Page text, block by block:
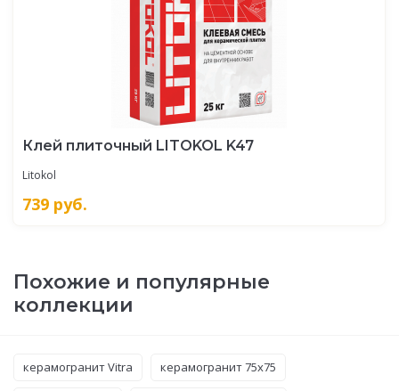
Клей плиточный LITOKOL K47
Litokol
739 руб.
Похожие и популярные
коллекции
керамогранит Vitra керамогранит 75x75